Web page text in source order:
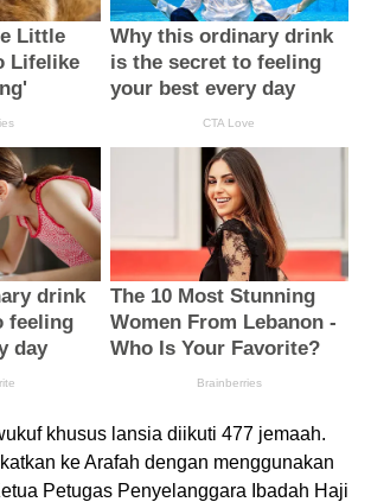
khusus lansia diikuti 477 jemaah.
ke Arafah dengan menggunakan
Petugas Penyelanggara Ibadah Haji